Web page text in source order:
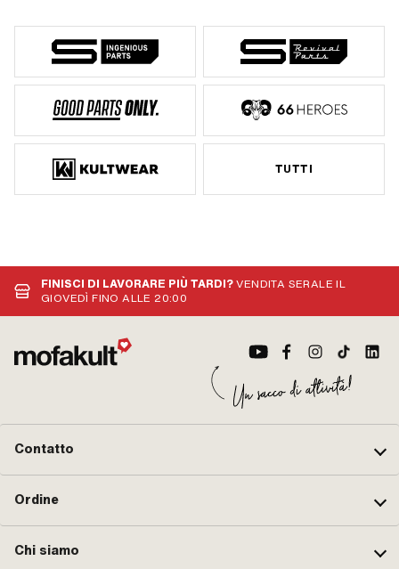
TUTTI
FINISCI DI LAVORARE PIÙ TARDI?VENDITA SERALE IL
GIOVEDÌ FINO ALLE 20:00
Contatto
Ordine
Chi siamo